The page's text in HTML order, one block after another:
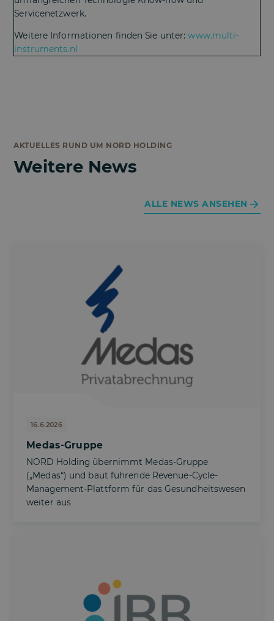
Servicenetzwerk.
Weitere Informationen finden Sie unter:www.multi-
instruments.nl
AKTUELLES RUND UM NORD HOLDING
Weitere News
ALLE NEWS ANSEHEN
16.6.2026
Medas-Gruppe
NORD Holding übernimmt Medas-Gruppe
(„Medas“) und baut führende Revenue-Cycle-
Management-Plattform für das Gesundheitswesen
weiter aus